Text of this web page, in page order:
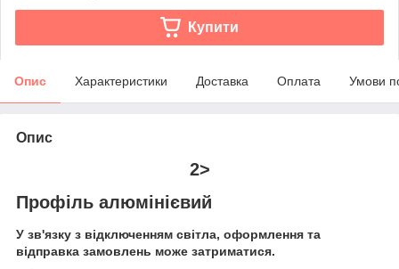
Купити
Опис Характеристики Доставка Оплата Умови
Опис
2>
Профіль алюмінієвий
У зв'язку з відключенням світла, оформлення та
відправка замовлень може затриматися.